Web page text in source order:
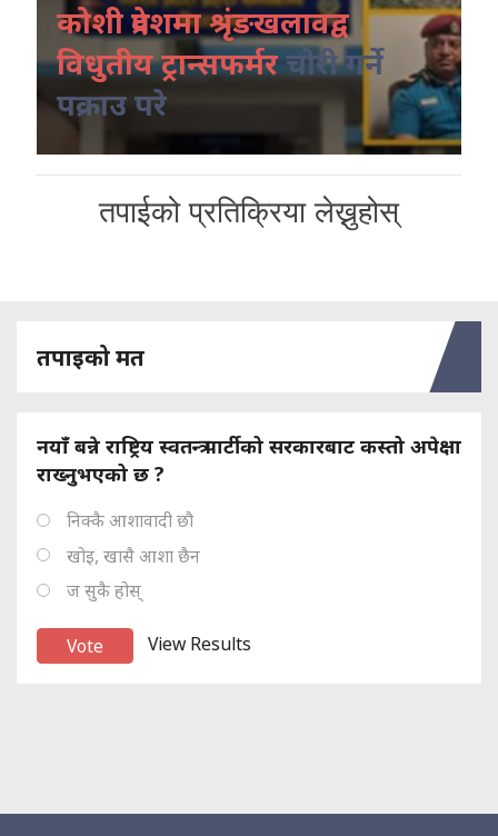
कोशी प्रदेशमा श्रृंङखलावद्व
विधुतीय ट्रान्सफर्मरचोरी गर्ने
पक्राउ परे
तपाईको प्रतिक्रिया लेख्नुहोस्
तपाइको मत
नयाँ बन्ने राष्ट्रिय स्वतन्त्र पार्टीको सरकारबाट कस्तो अपेक्षा
राख्नुभएको छ ?
निक्कै आशावादी छौ
खोइ, खासै आशा छैन
ज सुकै होस्
View Results